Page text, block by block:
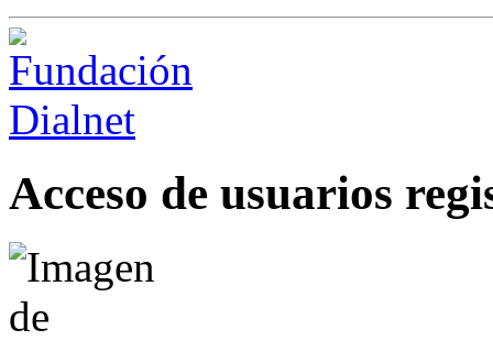
Acceso de usuarios